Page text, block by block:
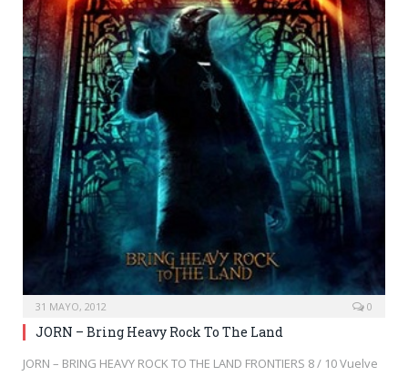
31 MAYO, 2012 0
JORN – Bring Heavy Rock To The Land
JORN – BRING HEAVY ROCK TO THE LAND FRONTIERS 8 / 10 Vuelve